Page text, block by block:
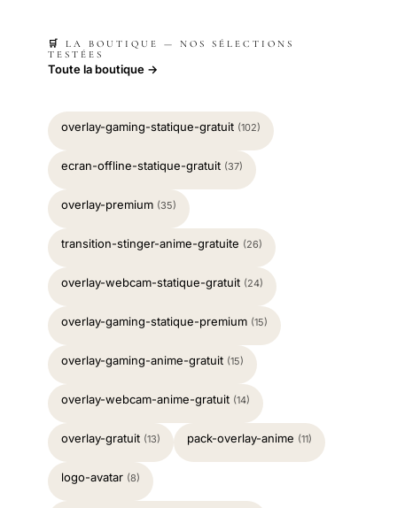
🛒 LA BOUTIQUE — NOS SÉLECTIONS
TESTÉES
Toute la boutique →
overlay-gaming-statique-gratuit (102)
ecran-offline-statique-gratuit (37)
overlay-premium (35)
transition-stinger-anime-gratuite (26)
overlay-webcam-statique-gratuit (24)
overlay-gaming-statique-premium (15)
overlay-gaming-anime-gratuit (15)
overlay-webcam-anime-gratuit (14)
overlay-gratuit (13) pack-overlay-anime (11)
logo-avatar (8)